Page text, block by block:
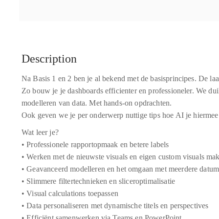
Description
Na Basis 1 en 2 ben je al bekend met de basisprincipes. De
Zo bouw je je dashboards efficienter en professioneler. We
modelleren van data. Met hands-on opdrachten.
Ook geven we je per onderwerp nuttige tips hoe AI je
Wat leer je?
• Professionele rapportopmaak en betere labels
• Werken met de nieuwste visuals en eigen custom visuals
• Geavanceerd modelleren en het omgaan met meerdere
• Slimmere filtertechnieken en sliceroptimalisatie
• Visual calculations toepassen
• Data personaliseren met dynamische titels en perspectives